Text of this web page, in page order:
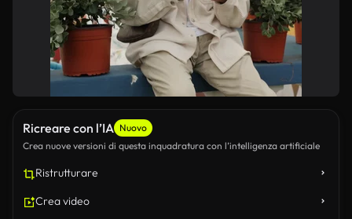
Ricreare con l’IA Nuovo
Crea nuove versioni di questa inquadratura con l’intelligenza artificiale
Ristrutturare
Crea video